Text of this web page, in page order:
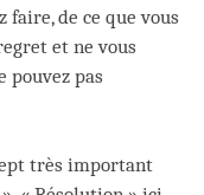
faire, de ce que vous
et ne vous
pouvez pas
très important